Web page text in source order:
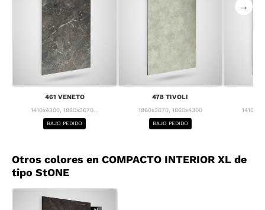
461 VENETO
1410x4300, 1860x3670...
BAJO PEDIDO
478 TIVOLI
1860x3670, 1860x4300
BAJO PEDIDO
→
Otros colores en COMPACTO INTERIOR XL de
tipo StONE